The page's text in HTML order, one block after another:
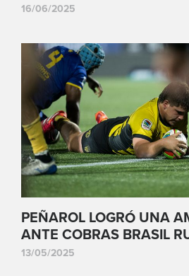
16/06/2025
PEÑAROL LOGRÓ UNA
ANTE COBRAS BRASIL
13/05/2025